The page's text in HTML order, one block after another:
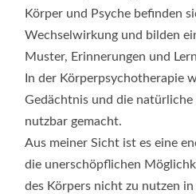
Körper und Psyche befinden
Wechselwirkung und bilden
Muster, Erinnerungen und
In der Körperpsychotherapie
Gedächtnis und die natürliche
nutzbar gemacht.
Aus meiner Sicht ist es eine
die unerschöpflichen
des Körpers nicht zu nutzen